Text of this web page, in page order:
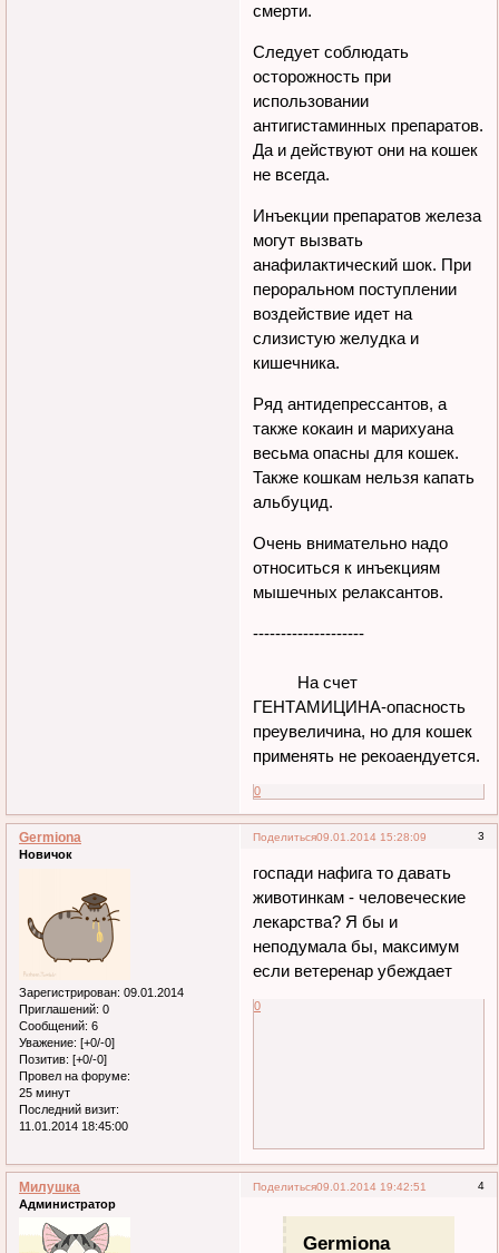
смерти.
Следует соблюдать
осторожность при
использовании
антигистаминных препаратов.
Да и действуют они на кошек
не всегда.
Инъекции препаратов железа
могут вызвать
анафилактический шок. При
пероральном поступлении
воздействие идет на
слизистую желудка и
кишечника.
Ряд антидепрессантов, а
также кокаин и марихуана
весьма опасны для кошек.
Также кошкам нельзя капать
альбуцид.
Очень внимательно надо
относиться к инъекциям
мышечных релаксантов.
--------------------
На счет
ГЕНТАМИЦИНА-опасность
преувеличина, но для кошек
применять не рекоаендуется.
0
Поделиться 3
09.01.2014 15:28:09
Germiona
Новичок
Зарегистрирован: 09.01.2014
Приглашений: 0
Сообщений: 6
Уважение: [+0/-0]
Позитив: [+0/-0]
Провел на форуме:
25 минут
Последний визит:
11.01.2014 18:45:00
госпади нафига то давать
животинкам - человеческие
лекарства? Я бы и
неподумала бы, максимум
если ветеренар убеждает
0
Поделиться 4
09.01.2014 19:42:51
Милушка
Администратор
Germiona